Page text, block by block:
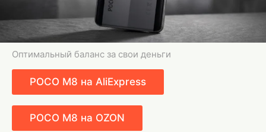
Оптимальный баланс за свои деньги
POCO M8 на AliExpress
POCO M8 на OZON